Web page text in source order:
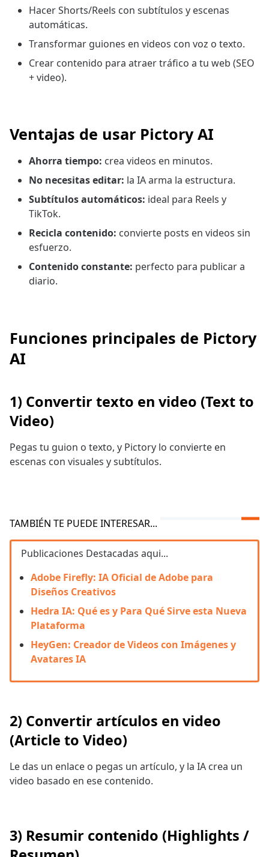
Hacer Shorts/Reels con subtítulos y escenas
automáticas.
Transformar guiones en videos con voz o texto.
Crear contenido para atraer tráfico a tu web (SEO
+ video).
Ventajas de usar Pictory AI
Ahorra tiempo: crea videos en minutos.
No necesitas editar: la IA arma la estructura.
Subtítulos automáticos: ideal para Reels y
TikTok.
Recicla contenido: convierte posts en videos sin
esfuerzo.
Contenido constante: perfecto para publicar a
diario.
Funciones principales de Pictory
AI
1) Convertir texto en video (Text to
Video)
Pegas tu guion o texto, y Pictory lo convierte en
escenas con visuales y subtítulos.
TAMBIÉN TE PUEDE INTERESAR...
Publicaciones Destacadas aqui...
Adobe Firefly: IA Oficial de Adobe para
Diseños Creativos
Hedra IA: Qué es y Para Qué Sirve esta Nueva
Plataforma
HeyGen: Creador de Videos con Imágenes y
Avatares IA
2) Convertir artículos en video
(Article to Video)
Le das un enlace o pegas un artículo, y la IA crea un
video basado en ese contenido.
3) Resumir contenido (Highlights /